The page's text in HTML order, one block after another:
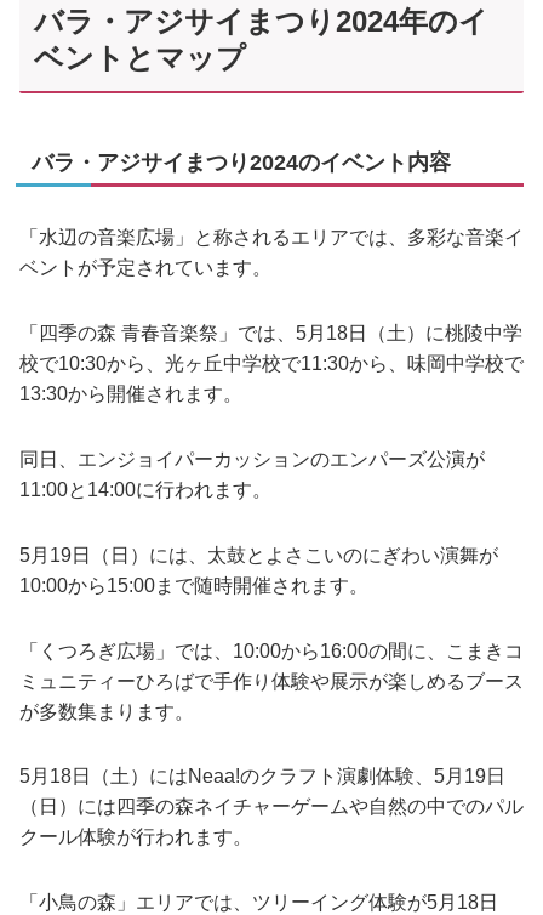
バラ・アジサイまつり2024年のイ
ベントとマップ
バラ・アジサイまつり2024のイベント内容
「水辺の音楽広場」と称されるエリアでは、多彩な音楽イ
ベントが予定されています。
「四季の森 青春音楽祭」では、5月18日（土）に桃陵中学
校で10:30から、光ヶ丘中学校で11:30から、味岡中学校で
13:30から開催されます。
同日、エンジョイパーカッションのエンパーズ公演が
11:00と14:00に行われます。
5月19日（日）には、太鼓とよさこいのにぎわい演舞が
10:00から15:00まで随時開催されます。
「くつろぎ広場」では、10:00から16:00の間に、こまきコ
ミュニティーひろばで手作り体験や展示が楽しめるブース
が多数集まります。
5月18日（土）にはNeaa!のクラフト演劇体験、5月19日
（日）には四季の森ネイチャーゲームや自然の中でのパル
クール体験が行われます。
「小鳥の森」エリアでは、ツリーイング体験が5月18日